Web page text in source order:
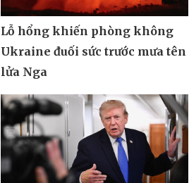
Lỗ hổng khiến phòng không
Ukraine đuối sức trước mưa tên
lửa Nga